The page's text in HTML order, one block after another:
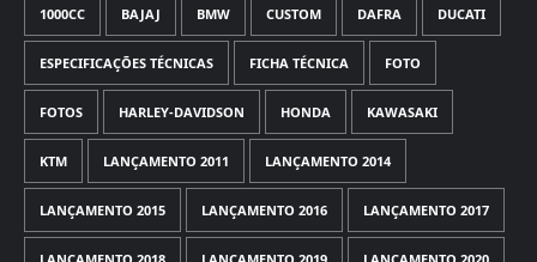
1000CC BAJAJ BMW CUSTOM DAFRA DUCATI
ESPECIFICAÇÕES TÉCNICAS FICHA TÉCNICA FOTO
FOTOS HARLEY-DAVIDSON HONDA KAWASAKI
KTM LANÇAMENTO 2011 LANÇAMENTO 2014
LANÇAMENTO 2015 LANÇAMENTO 2016 LANÇAMENTO 2017